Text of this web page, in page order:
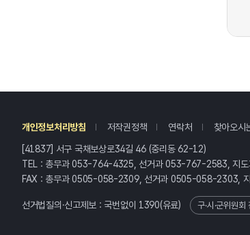
개인정보처리방침 저작권정책 연락처 찾아오시
[41837] 서구 국채보상로34길 46 (중리동 62-12)
TEL : 총무과 053-764-4325, 선거과 053-767-2583, 지
FAX : 총무과 0505-058-2309, 선거과 0505-058-2303,
선거법질의·신고제보 : 국번없이 1390(유료) 구·시·군위원회